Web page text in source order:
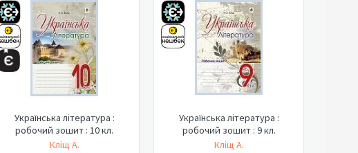
Українська література :
робочий зошит : 10 кл.
Кліщ А.
Українська література :
робочий зошит : 9 кл.
Кліщ А.